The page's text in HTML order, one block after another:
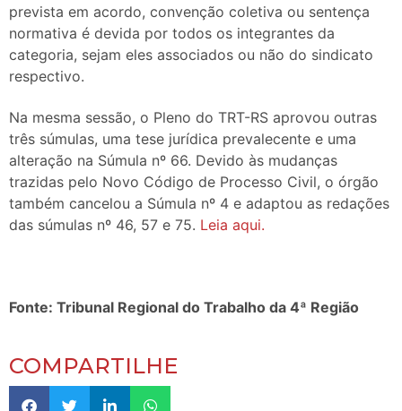
prevista em acordo, convenção coletiva ou sentença
normativa é devida por todos os integrantes da
categoria, sejam eles associados ou não do sindicato
respectivo.
Na mesma sessão, o Pleno do TRT-RS aprovou outras
três súmulas, uma tese jurídica prevalecente e uma
alteração na Súmula nº 66. Devido às mudanças
trazidas pelo Novo Código de Processo Civil, o órgão
também cancelou a Súmula nº 4 e adaptou as redações
das súmulas nº 46, 57 e 75. Leia aqui.
Fonte: Tribunal Regional do Trabalho da 4ª Região
COMPARTILHE